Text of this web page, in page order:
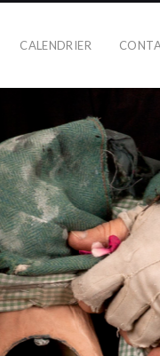
CALENDRIER